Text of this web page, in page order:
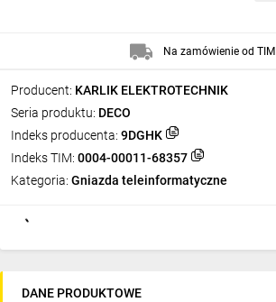
Producent: KARLIK ELEKTROTECHNIK
Seria produktu: DECO
Indeks producenta: 9DGHK
Indeks TIM: 0004-00011-68357
Kategoria: Gniazda teleinformatyczne
Na zamówienie od TIM
DANE PRODUKTOWE